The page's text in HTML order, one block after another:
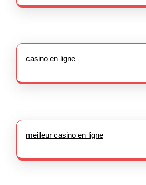
casino en ligne
meilleur casino en ligne